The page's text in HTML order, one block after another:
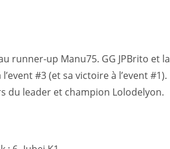
runner-up Manu75. GG JPBrito et la
#3 (et sa victoire à l’event #1).
du leader et champion Lolodelyon.